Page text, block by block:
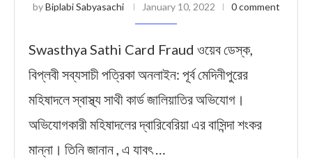
byBiplabi Sabyasachi January 10, 2022 0 comment
Swasthya Sathi Card Fraud ওয়েব ডেস্ক,
বিপ্লবী সব্যসাচী পত্রিকা অনলাইন: পূর্ব মেদিনীপুরের
মহিষাদলে স্বাস্থ্য সাথী কার্ড জালিয়াতির অভিযোগ।
অভিযোগকারী মহিষাদলের দ্বারিবেরিয়া এর বাসিন্দা শংকর
মান্না। তিনি জানান , এ যাবৎ …